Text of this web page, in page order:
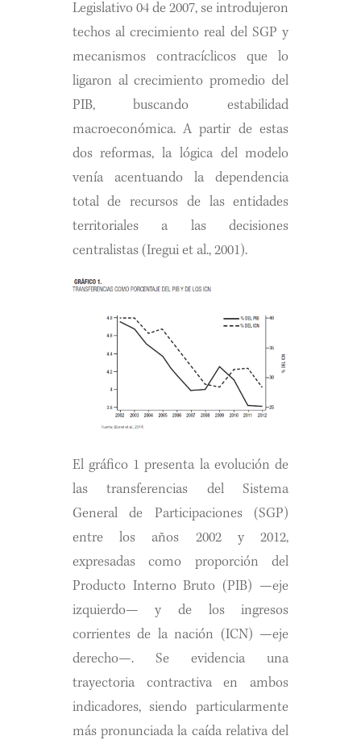
Legislativo 04 de 2007, se introdujeron
techos al crecimiento real del SGP y
mecanismos contracíclicos que lo
ligaron al crecimiento promedio del
PIB, buscando estabilidad
macroeconómica. A partir de estas
dos reformas, la lógica del modelo
venía acentuando la dependencia
total de recursos de las entidades
territoriales a las decisiones
centralistas (Iregui et al., 2001).
El gráfico 1 presenta la evolución de
las transferencias del Sistema
General de Participaciones (SGP)
entre los años 2002 y 2012,
expresadas como proporción del
Producto Interno Bruto (PIB) —eje
izquierdo— y de los ingresos
corrientes de la nación (ICN) —eje
derecho—. Se evidencia una
trayectoria contractiva en ambos
indicadores, siendo particularmente
más pronunciada la caída relativa del